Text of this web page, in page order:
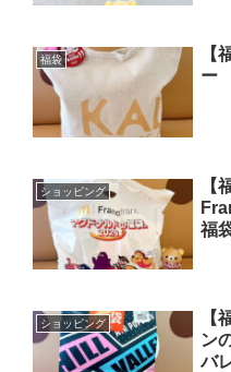
福袋
【
ー
ショッピング
【
福
ショッピング
【
ン
バ